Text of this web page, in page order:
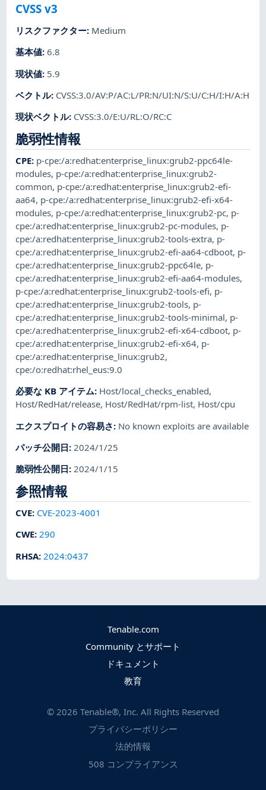
CVSS v3
リスクファクター: Medium
基本値:6.8
現状値: 5.9
ベクトル: CVSS:3.0/AV:P/AC:L/PR:N/UI:N/S:U/C:H/I:H/A:H
現状ベクトル: CVSS:3.0/E:U/RL:O/RC:C
脆弱性情報
CPE: p-cpe:/a:redhat:enterprise_linux:grub2-ppc64le-
modules, p-cpe:/a:redhat:enterprise_linux:grub2-
common, p-cpe:/a:redhat:enterprise_linux:grub2-efi-
aa64, p-cpe:/a:redhat:enterprise_linux:grub2-efi-x64-
modules, p-cpe:/a:redhat:enterprise_linux:grub2-pc, p-
cpe:/a:redhat:enterprise_linux:grub2-pc-modules, p-
cpe:/a:redhat:enterprise_linux:grub2-tools-extra, p-
cpe:/a:redhat:enterprise_linux:grub2-efi-aa64-cdboot, p-
cpe:/a:redhat:enterprise_linux:grub2-ppc64le, p-
cpe:/a:redhat:enterprise_linux:grub2-efi-aa64-modules,
p-cpe:/a:redhat:enterprise_linux:grub2-tools-efi, p-
cpe:/a:redhat:enterprise_linux:grub2-tools, p-
cpe:/a:redhat:enterprise_linux:grub2-tools-minimal, p-
cpe:/a:redhat:enterprise_linux:grub2-efi-x64-cdboot, p-
cpe:/a:redhat:enterprise_linux:grub2-efi-x64, p-
cpe:/a:redhat:enterprise_linux:grub2,
cpe:/o:redhat:rhel_eus:9.0
必要な KB アイテム: Host/local_checks_enabled,
Host/RedHat/release, Host/RedHat/rpm-list, Host/cpu
エクスプロイトの容易さ: No known exploits are available
パッチ公開日: 2024/1/25
脆弱性公開日:2024/1/15
参照情報
CVE: CVE-2023-4001
CWE:290
RHSA: 2024:0437
Tenable.com
Community とサポート
ドキュメント
教育
© 2026 Tenable®, Inc. All Rights Reserved
プライバシーポリシー
法的情報
508 コンプライアンス